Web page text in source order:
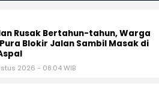
Rusak Bertahun-tahun, Warga
Blokir Jalan Sambil Masak di
2026 - 08:04 WIB